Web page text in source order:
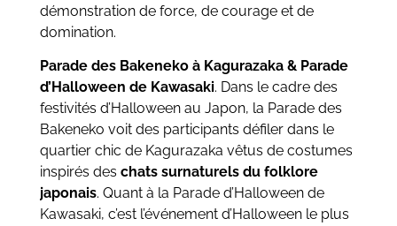
démonstration de force, de courage et de
domination.
Parade des Bakeneko à Kagurazaka & Parade
d’Halloween de Kawasaki. Dans le cadre des
festivités d’Halloween au Japon, la Parade des
Bakeneko voit des participants défiler dans le
quartier chic de Kagurazaka vêtus de costumes
inspirés des chats surnaturels du folklore
japonais. Quant à la Parade d’Halloween de
Kawasaki, c’est l’événement d’Halloween le plus